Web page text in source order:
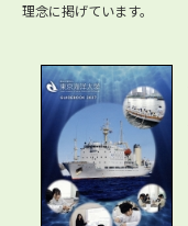
理念に掲げています。